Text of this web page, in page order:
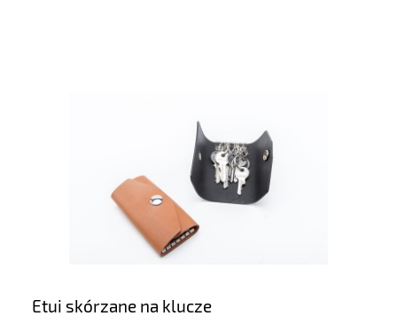
Etui skórzane na klucze